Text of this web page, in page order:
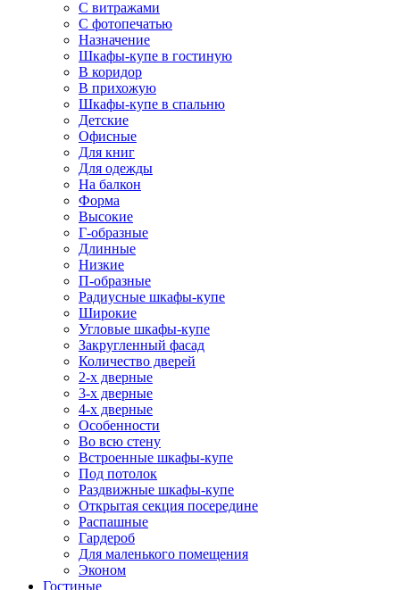
С витражами
С фотопечатью
Назначение
Шкафы-купе в гостиную
В коридор
В прихожую
Шкафы-купе в спальню
Детские
Офисные
Для книг
Для одежды
На балкон
Форма
Высокие
Г-образные
Длинные
Низкие
П-образные
Радиусные шкафы-купе
Широкие
Угловые шкафы-купе
Закругленный фасад
Количество дверей
2-х дверные
3-х дверные
4-х дверные
Особенности
Во всю стену
Встроенные шкафы-купе
Под потолок
Раздвижные шкафы-купе
Открытая секция посередине
Распашные
Гардероб
Для маленького помещения
Эконом
Гостиные